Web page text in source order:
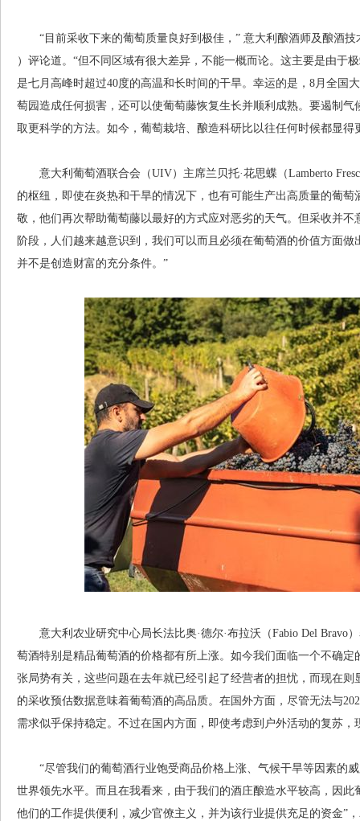
“目前采收下来的葡萄质量良好到极佳，” 意大利酿酒师及酿酒技
）评论道。“但不同区域有很大差异，不能一概而论。这主要是由于
是七月高峰时超过40度的高温和长时间的干旱。幸运的是，8月全国
萄园造成任何损害，还可以使葡萄藤恢复生长并顺利成熟。要遏制
取更科学的方法。如今，葡萄栽培、酿造科研比以往任何时候都显得
意大利葡萄酒联合会（UIV）主席兰贝托·花思蝶（Lamberto
的枢纽，即使在炎热和干旱的情况下，也有可能生产出高质量的葡
敬，他们再次帮助葡萄藤以最好的方式应对恶劣的天气。但采收并
阶段，人们越来越意识到，我们可以而且必须在葡萄酒的价值方面
并不是创造财富的充分条件。”
意大利农业研究中心局长法比奥·德尔·布拉沃（Fabio Del Bravo
萄酒特别是精品葡萄酒的价格都有所上涨。如今我们面临一个不确
张局势有关，这些问题在去年就已经引起了经营者的担忧，而现在
的采收预估数据意味着葡萄酒的高品质。在国外方面，尽管无法与
需求似乎保持稳定。不过在国内方面，即使考虑到户外活动的复苏
“尽管我们的葡萄酒行业饱受商品价格上涨、气候干旱等因素的威
世界领先水平。而且在我看来，由于我们的酒庄酿造水平较高，因
他们的工作提供便利，减少官僚主义，并为该行业提供充足的资金”